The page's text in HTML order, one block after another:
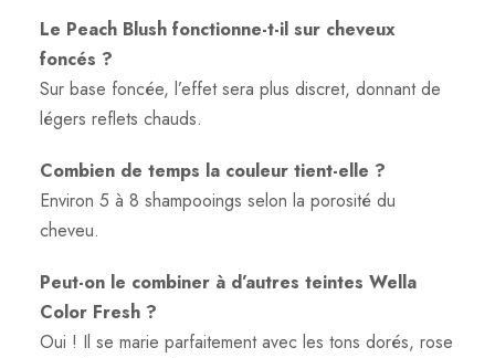
Le Peach Blush fonctionne-t-il sur cheveux
foncés ?
Sur base foncée, l’effet sera plus discret, donnant de
légers reflets chauds.
Combien de temps la couleur tient-elle ?
Environ 5 à 8 shampooings selon la porosité du
cheveu.
Peut-on le combiner à d’autres teintes Wella
Color Fresh ?
Oui ! Il se marie parfaitement avec les tons dorés, rose